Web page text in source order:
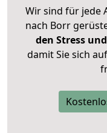
Wir sind für jede
nach Borr
den Stress
damit Sie sich